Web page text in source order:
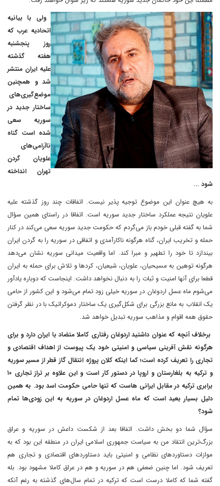
ولی با بیانیه
اتحادیه عرب که
روز پنجشنبه
هفته گذشته
علیه ایران منتشر
شد و همچنین
موضع‌گیری‌های
ساختار جدید در
سوریه سعی
شده است گناه
ناآرامی‌های
علویان گردن
تهران انداخته
شود ...
به هیچ عنوان این موضوع توجیه پذیر نیست. اتفاقات چند روز گذشته علیه
علویان نتیجه عملکرد ساختار جدید سوریه است. اتفاقا در راستای همین سؤال
شما به گفته قبلی خودم باز می‌گردم که حکومت جدید سوریه سعی می‌کند در کنار
حمله و تخریب ایران، گناه هرگونه ناکارآمدی و اتفاقی در سوریه را به گردن ایران
بیندازد تا خود را تطهیر و مبرا کند. اما واقعیت میدانی سوریه نشان می‌دهد
هرگونه توهین به مسیحیان، علویان، شیعیان، کردها و تلاش برای حمله به ایران
قطعا برای آنها امنیت و ثبات را به دنبال نخواهد داشت. اینجاست که دوباره یادآور
می‌شوم ماه عسل اردوغان در سوریه خیلی زود تمام می‌شود و این کشور از حامی
یک انقلاب به مانع بزرگی برای شکل‌گیری یک ساختار دموکراتیک با در نظر گرفتن
حقوق همه اقوام و مذاهب سوریه تبدیل خواهد شد.
برخلاف آنچه که عنوان داشتید اردوغان رفتاری کاملا متضاد با ایران دارد و برای
هرگونه نقش آفرینی سیاسی و امنیتی خود یک پیوست از اهداف اقتصادی و
تجاری را تعریف کرده است؛ کما اینکه کلان پروژه انتقال گاز قطر از مسیر سوریه
و ترکیه به بلغارستان و اروپا در دستور کار است و این علاوه بر تراز تجاری ۱۰
برابری ترکیه در مقابل ایرانی ها‌ست که تنها حامی حکومت اسد بود. به همین
دلیل بسیار بعید است که ماه عسل اردوغان در سوریه به این زودی‌ها تمام
شود؟
سؤال شما دو بخش داشت. اتفاقا بعد از شکست داعش در سوریه و عراق
بزرگ‌ترین انتقاد من به سیاست جمهوری اسلامی ایران در منطقه این بود که به
موازات دستاوردهای نظامی و امنیتی باید دستاوردهای اقتصادی و تجاری هم
تعریف شود. اما چنین ضعفی هم در سوریه و هم در عراق کاملا مشهود بود. بله
گفته شما که کاملا درست است که ترکیه در تمام سال‌های گذشته به رغم آنکه